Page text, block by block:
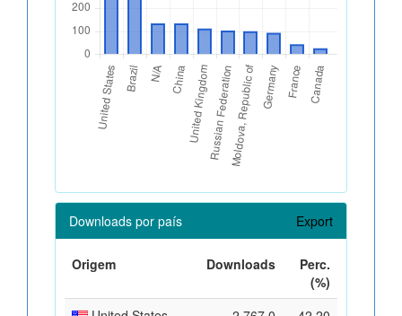
Downloads por país Export
Origem Downloads
Perc.
(%)